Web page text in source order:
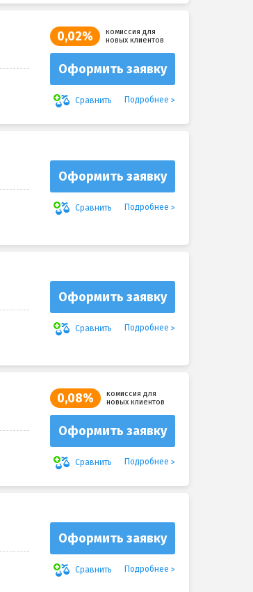
0,02%
комиссия для
новых клиентов
Оформить заявку
Сравнить Подробнее
Оформить заявку
Сравнить Подробнее
Оформить заявку
Сравнить Подробнее
0,08%
комиссия для
новых клиентов
Оформить заявку
Сравнить Подробнее
Оформить заявку
Сравнить Подробнее